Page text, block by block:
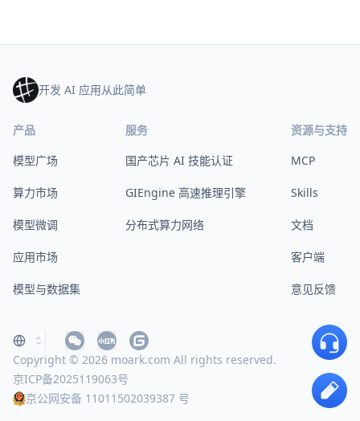
开发 AI 应用从此简单
产品
模型广场
算力市场
模型微调
应用市场
模型与数据集
服务
国产芯片 AI 技能认证
GIEngine 高速推理引擎
分布式算力网络
资源与支持
MCP
Skills
文档
客户端
意见反馈
Copyright © 2026 moark.com All rights reserved.
京ICP备2025119063号
京公网安备 11011502039387 号